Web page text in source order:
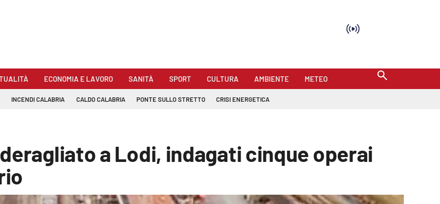
ECONOMIA E LAVORO SANITÀ SPORT CULTURA AMBIENTE METEO
INCENDI CALABRIA CALDO CALABRIA PONTE SULLO STRETTO CRISI ENERGETICA
a Lodi, indagati cinque operai